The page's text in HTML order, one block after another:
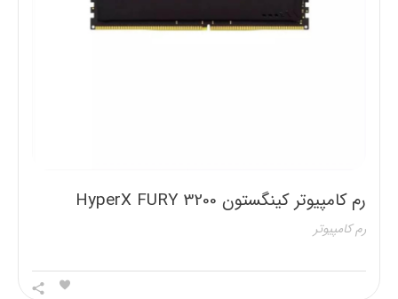
رم کامپیوتر کینگستون HyperX FURY 3200
مگاهرتز حافظه 16 گیگابایت
رم کامپیوتر